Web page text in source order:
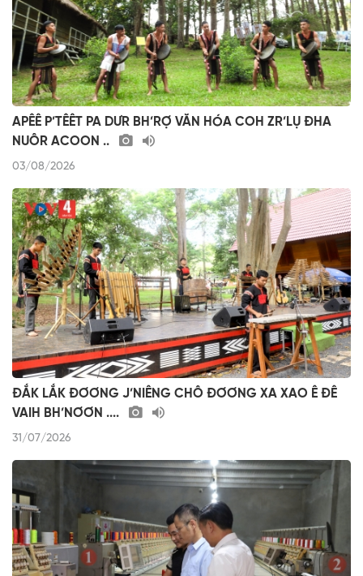
APÊÊ P’TÊÊT PA DƯR BH’RỢ VĂN HÓA COH ZR’LỤ ĐHA
NUÔR ACOON ..
03/08/2026
ĐẮK LẮK ĐƠƠNG J’NIÊNG CHÔ ĐƠƠNG XA XAO Ê ĐÊ
VAIH BH’NƠƠN ....
31/07/2026